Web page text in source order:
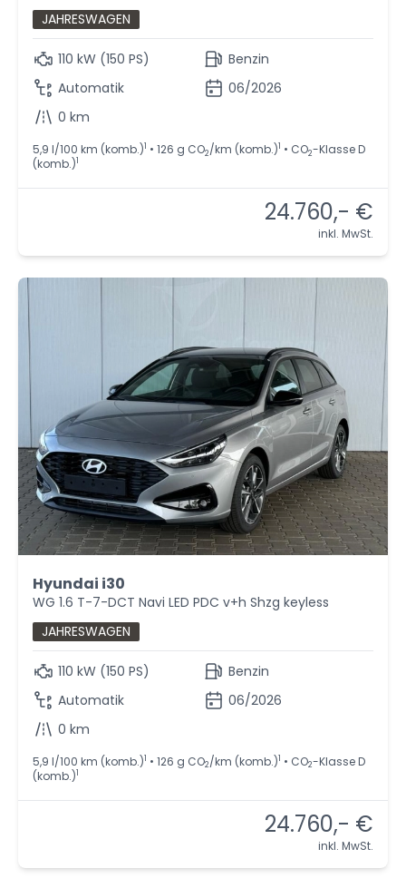
JAHRESWAGEN
110 kW (150 PS)
Automatik
0 km
Benzin
06/2026
5,9 l/100 km (komb.)1 • 126 g CO2/km (komb.)1 • CO2-Klasse D
(komb.)1
24.760,- €
inkl. MwSt.
Hyundai i30
WG 1.6 T-7-DCT Navi LED PDC v+h Shzg keyless
JAHRESWAGEN
110 kW (150 PS)
Automatik
0 km
Benzin
06/2026
5,9 l/100 km (komb.)1 • 126 g CO2/km (komb.)1 • CO2-Klasse D
(komb.)1
24.760,- €
inkl. MwSt.